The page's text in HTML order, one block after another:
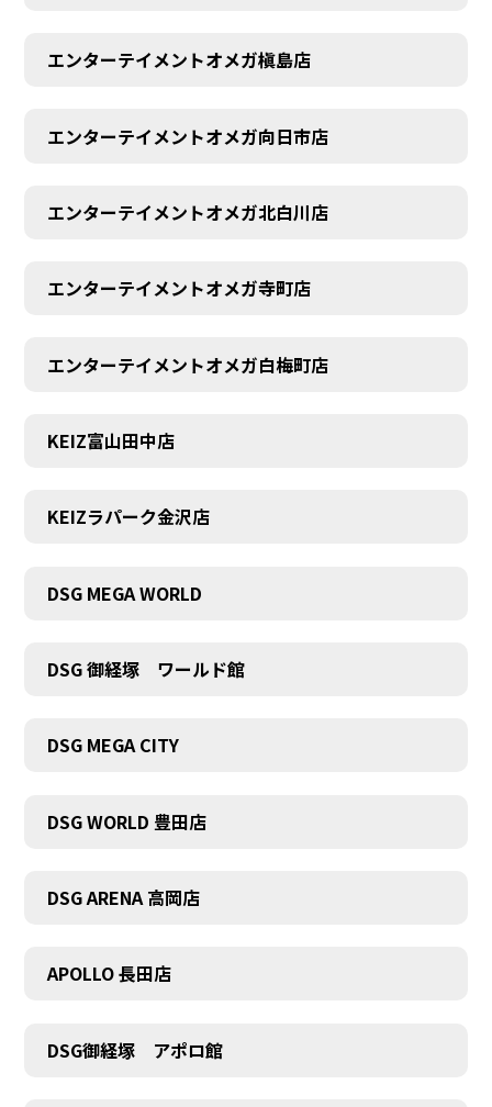
エンターテイメントオメガ槇島店
エンターテイメントオメガ向日市店
エンターテイメントオメガ北白川店
エンターテイメントオメガ寺町店
エンターテイメントオメガ白梅町店
KEIZ富山田中店
KEIZラパーク金沢店
DSG MEGA WORLD
DSG 御経塚 ワールド館
DSG MEGA CITY
DSG WORLD 豊田店
DSG ARENA 高岡店
APOLLO 長田店
DSG御経塚 アポロ館